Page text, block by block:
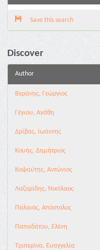
Save this search
Discover
Author
Βεράνης, Γεώργιος
Γέγιου, Αγάθη
Δρίβας, Ιωάννης
Κουής, Δημήτριος
Κοψαύτης, Αντώνιος
Λαζαρίδης, Νικόλαος
Παλαιός, Απόστολος
Παπαδάτου, Ελένη
Τριπερίνα, Ευαγγελία